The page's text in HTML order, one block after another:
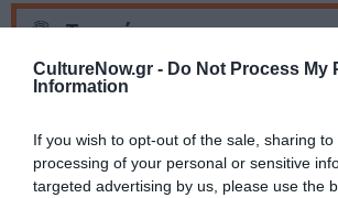
CultureNow.gr - Do Not Process My
Information
If you wish to opt-out of the sale, sharing
processing of your personal or sensitive
targeted advertising by us, please use the
Ταυτότητα
Περισσότερες πληροφορίες:n-t.gr
Ακολουθήστε το Culturenow.gr στο
μάθετε πρώτοι όλες τις ειδήσεις